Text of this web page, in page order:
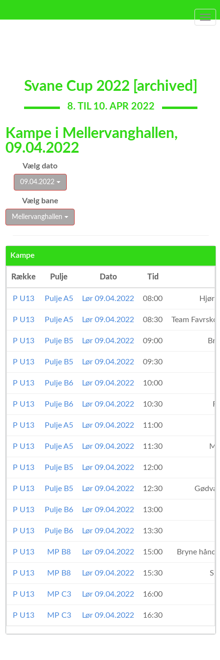
Svane Cup 2022 [archived]
8. TIL 10. APR 2022
Kampe i Mellervanghallen,
09.04.2022
Vælg dato
09.04.2022
Vælg bane
Mellervanghallen
Kampe
Række Pulje Dato Tid
P U13 Pulje A5 Lør 09.04.2022 08:00
P U13 Pulje A5 Lør 09.04.2022 08:30 Team
P U13 Pulje B5 Lør 09.04.2022 09:00
P U13 Pulje B5 Lør 09.04.2022 09:30
P U13 Pulje B6 Lør 09.04.2022 10:00
P U13 Pulje B6 Lør 09.04.2022 10:30
P U13 Pulje A5 Lør 09.04.2022 11:00
P U13 Pulje A5 Lør 09.04.2022 11:30
P U13 Pulje B5 Lør 09.04.2022 12:00
P U13 Pulje B5 Lør 09.04.2022 12:30
P U13 Pulje B6 Lør 09.04.2022 13:00
P U13 Pulje B6 Lør 09.04.2022 13:30
P U13 MP B8 Lør 09.04.2022 15:00 Bryne
P U13 MP B8 Lør 09.04.2022 15:30
P U13 MP C3 Lør 09.04.2022 16:00
P U13 MP C3 Lør 09.04.2022 16:30